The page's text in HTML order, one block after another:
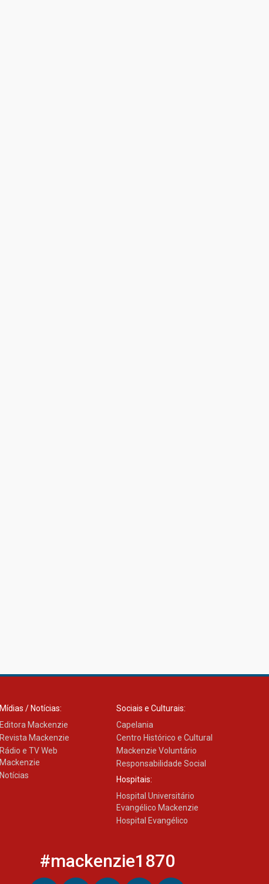
Mídias / Notícias:
Editora Mackenzie
Revista Mackenzie
Rádio e TV Web
Mackenzie
Notícias
Sociais e Culturais:
Capelania
Centro Histórico e Cultural
Mackenzie Voluntário
Responsabilidade Social
Hospitais:
Hospital Universitário
Evangélico Mackenzie
Hospital Evangélico
#mackenzie1870